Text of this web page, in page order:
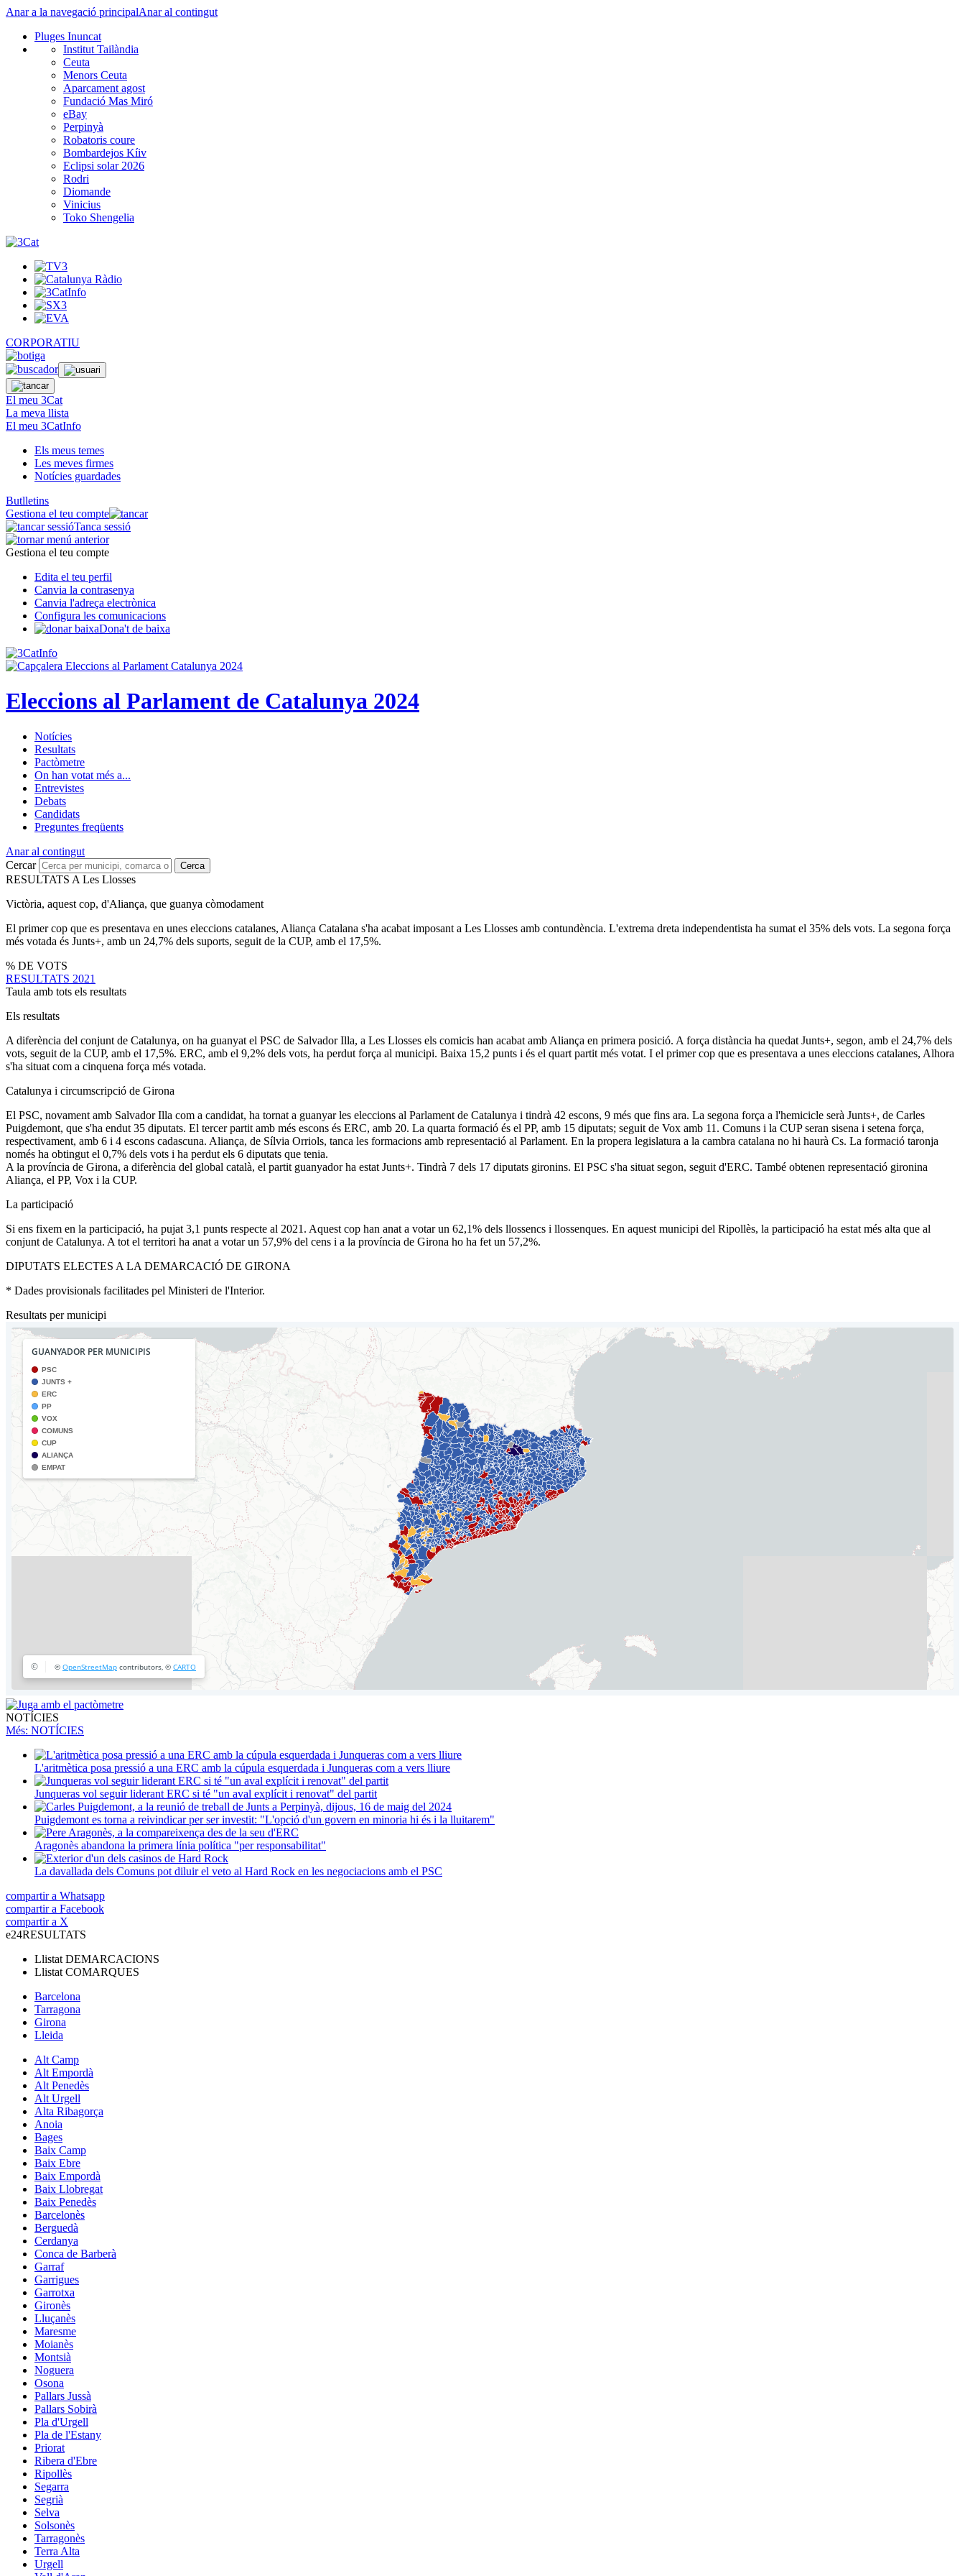
Anar a la navegació principalAnar al contingut
Pluges Inuncat
Institut Tailàndia
Ceuta
Menors Ceuta
Aparcament agost
Fundació Mas Miró
eBay
Perpinyà
Robatoris coure
Bombardejos Kíiv
Eclipsi solar 2026
Rodri
Diomande
Vinicius
Toko Shengelia
CORPORATIU
El meu 3Cat
La meva llista
El meu 3CatInfo
Els meus temes
Les meves firmes
Notícies guardades
Butlletins
Gestiona el teu compte
Tanca sessió
Gestiona el teu compte
Edita el teu perfil
Canvia la contrasenya
Canvia l'adreça electrònica
Configura les comunicacions
Dona't de baixa
Eleccions al Parlament de Catalunya 2024
Notícies
Resultats
Pactòmetre
On han votat més a...
Entrevistes
Debats
Candidats
Preguntes freqüents
Anar al contingut
Cercar
Cerca
RESULTATS A Les Llosses
Victòria, aquest cop, d'Aliança, que guanya còmodament
El primer cop que es presentava en unes eleccions catalanes, Aliança Catalana s'ha acabat imposant a Les Llosses amb contundència. L'extrema dreta independentista ha sumat el 35% dels vots. La segona força
més votada és Junts+, amb un 24,7% dels suports, seguit de la CUP, amb el 17,5%.
% DE VOTS
RESULTATS 2021
Taula amb tots els resultats
Els resultats
A diferència del conjunt de Catalunya, on ha guanyat el PSC de Salvador Illa, a Les Llosses els comicis han acabat amb Aliança en primera posició. A força distància ha quedat Junts+, segon, amb el 24,7% dels
vots, seguit de la CUP, amb el 17,5%. ERC, amb el 9,2% dels vots, ha perdut força al municipi. Baixa 15,2 punts i és el quart partit més votat. I el primer cop que es presentava a unes eleccions catalanes, Alhora
s'ha situat com a cinquena força més votada.
Catalunya i circumscripció de Girona
El PSC, novament amb Salvador Illa com a candidat, ha tornat a guanyar les eleccions al Parlament de Catalunya i tindrà 42 escons, 9 més que fins ara. La segona força a l'hemicicle serà Junts+, de Carles
Puigdemont, que s'ha endut 35 diputats. El tercer partit amb més escons és ERC, amb 20. La quarta formació és el PP, amb 15 diputats; seguit de Vox amb 11. Comuns i la CUP seran sisena i setena força,
respectivament, amb 6 i 4 escons cadascuna. Aliança, de Sílvia Orriols, tanca les formacions amb representació al Parlament. En la propera legislatura a la cambra catalana no hi haurà Cs. La formació taronja
només ha obtingut el 0,7% dels vots i ha perdut els 6 diputats que tenia.
A la província de Girona, a diferència del global català, el partit guanyador ha estat Junts+. Tindrà 7 dels 17 diputats gironins. El PSC s'ha situat segon, seguit d'ERC. També obtenen representació gironina
Aliança, el PP, Vox i la CUP.
La participació
Si ens fixem en la participació, ha pujat 3,1 punts respecte al 2021. Aquest cop han anat a votar un 62,1% dels llossencs i llossenques. En aquest municipi del Ripollès, la participació ha estat més alta que al
conjunt de Catalunya. A tot el territori ha anat a votar un 57,9% del cens i a la província de Girona ho ha fet un 57,2%.
DIPUTATS ELECTES A LA DEMARCACIÓ DE GIRONA
* Dades provisionals facilitades pel Ministeri de l'Interior.
Resultats per municipi
NOTÍCIES
Més: NOTÍCIES
L'aritmètica posa pressió a una ERC amb la cúpula esquerdada i Junqueras com a vers lliure
Junqueras vol seguir liderant ERC si té "un aval explícit i renovat" del partit
Puigdemont es torna a reivindicar per ser investit: "L'opció d'un govern en minoria hi és i la lluitarem"
Aragonès abandona la primera línia política "per responsabilitat"
La davallada dels Comuns pot diluir el veto al Hard Rock en les negociacions amb el PSC
compartir a Whatsapp
compartir a Facebook
compartir a X
e24RESULTATS
Llistat DEMARCACIONS
Llistat COMARQUES
Barcelona
Tarragona
Girona
Lleida
Alt Camp
Alt Empordà
Alt Penedès
Alt Urgell
Alta Ribagorça
Anoia
Bages
Baix Camp
Baix Ebre
Baix Empordà
Baix Llobregat
Baix Penedès
Barcelonès
Berguedà
Cerdanya
Conca de Barberà
Garraf
Garrigues
Garrotxa
Gironès
Lluçanès
Maresme
Moianès
Montsià
Noguera
Osona
Pallars Jussà
Pallars Sobirà
Pla d'Urgell
Pla de l'Estany
Priorat
Ribera d'Ebre
Ripollès
Segarra
Segrià
Selva
Solsonès
Tarragonès
Terra Alta
Urgell